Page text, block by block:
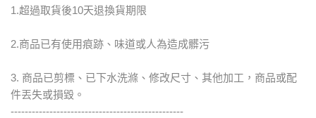
1.超過取貨後10天退換貨期限
2.商品已有使用痕跡、味道或人為造成髒污
3. 商品已剪標、已下水洗滌、修改尺寸、其他加工，商品或配
件丟失或損毀。
-------------------------------------------------